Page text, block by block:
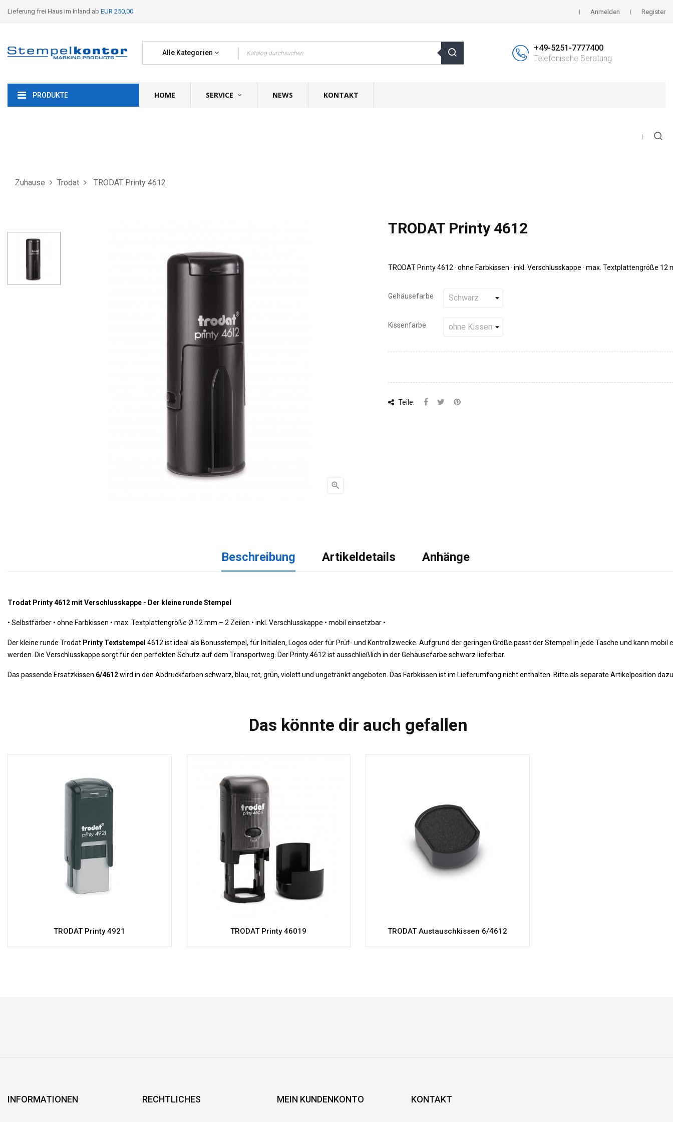
Lieferung frei Haus im Inland ab EUR 250,00 Anmelden Register
Alle Kategorien
+49-5251-7777400
Telefonische Beratung
PRODUKTE HOME SERVICE NEWS KONTAKT
Zuhause Trodat TRODAT Printy 4612

TRODAT Printy 4612
TRODAT Printy 4612 · ohne Farbkissen · inkl. Verschlusskappe · max. Textplattengröße 12
Gehäusefarbe
Kissenfarbe
Teile:
Beschreibung Artikeldetails Anhänge
Trodat Printy 4612 mit Verschlusskappe - Der kleine runde Stempel
• Selbstfärber • ohne Farbkissen • max. Textplattengröße Ø 12 mm – 2 Zeilen • inkl. Verschlusskappe • mobil einsetzbar •
Der kleine runde Trodat Printy Textstempel 4612 ist ideal als Bonusstempel, für Initialen, Logos oder für Prüf- und Kontrollzwecke. Aufgrund der geringen Größe passt der Stempel in jede Tasche und kann mobil
werden. Die Verschlusskappe sorgt für den perfekten Schutz auf dem Transportweg. Der Printy 4612 ist ausschließlich in der Gehäusefarbe schwarz lieferbar.
Das passende Ersatzkissen 6/4612wird in den Abdruckfarben schwarz, blau, rot, grün, violett und ungetränkt angeboten. Das Farbkissen ist im Lieferumfang nicht enthalten. Bitte als separate Artikelposition
Das könnte dir auch gefallen
TRODAT Printy 4921 TRODAT Printy 46019 TRODAT Austauschkissen 6/4612
INFORMATIONEN RECHTLICHES MEIN KUNDENKONTO KONTAKT